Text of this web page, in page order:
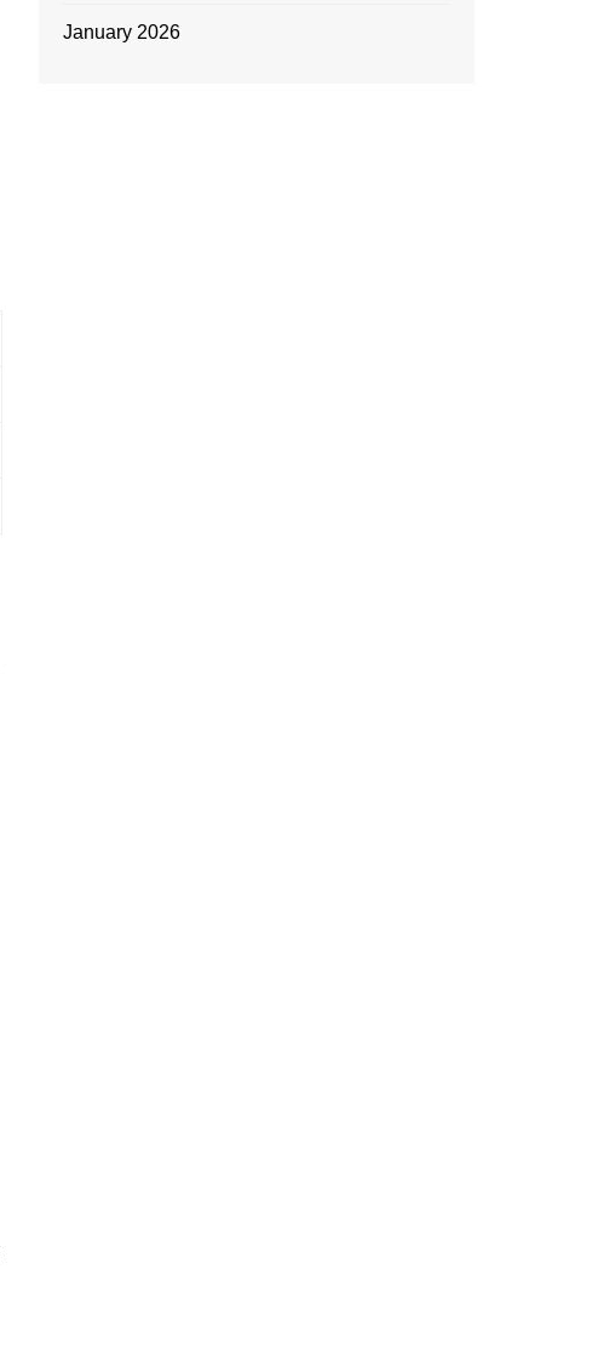
January 2026